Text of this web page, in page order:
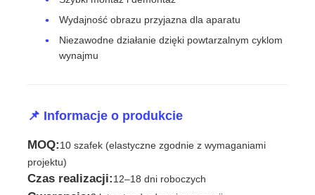
Poproś o wycenę
Ekran wyświetlacza LED
ekran LED na koncerty
Wydajność obrazu przyjazna dla aparatu
Niezawodne działanie dzięki powtarzalnym cyklom
wynajmu
📌 Informacje o produkcie
MOQ:10 szafek (elastyczne zgodnie z wymaganiami
projektu)
Czas realizacji:12–18 dni roboczych